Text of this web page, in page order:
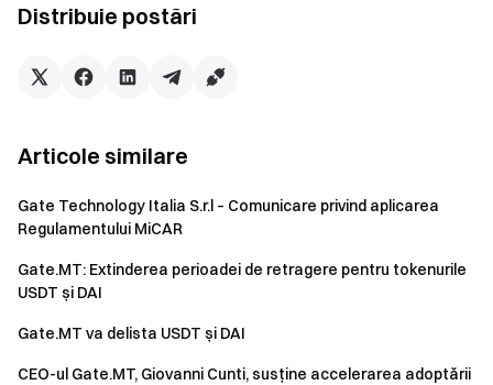
Distribuie postări
Articole similare
Gate Technology Italia S.r.l – Comunicare privind aplicarea
Regulamentului MiCAR
Gate.MT: Extinderea perioadei de retragere pentru tokenurile
USDT și DAI
Gate.MT va delista USDT și DAI
CEO-ul Gate.MT, Giovanni Cunti, susține accelerarea adoptării